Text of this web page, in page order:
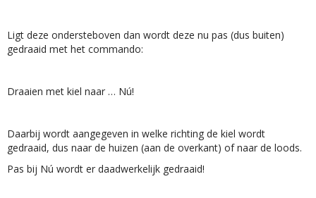
Ligt deze ondersteboven dan wordt deze nu pas (dus buiten)
gedraaid met het commando:
Draaien met kiel naar … Nú!
Daarbij wordt aangegeven in welke richting de kiel wordt
gedraaid, dus naar de huizen (aan de overkant) of naar de loods.
Pas bij Nú wordt er daadwerkelijk gedraaid!